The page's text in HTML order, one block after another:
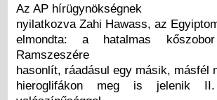
Az AP hírügynökségnek
nyilatkozva Zahi Hawass, az
elmondta: a hatalmas
Ramszeszére
hasonlít, ráadásul egy másik, másfél
hieroglifákon meg is jelenik